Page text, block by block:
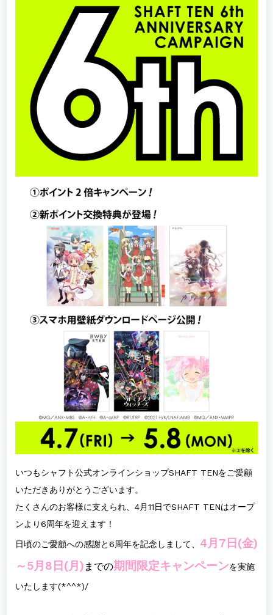
いつもシャフト公式オンラインショップSHAFT TENをご愛顧
いただきありがとうございます。
たくさんのお客様に支えられ、4月11日でSHAFT TENはオープ
ンより6周年を迎えます！
日頃のご愛顧への感謝と6周年を記念しまして、 4月7日(金)
～5月8日(月) までの期間限定キャンペーンを実施
いたします(*^^*)/